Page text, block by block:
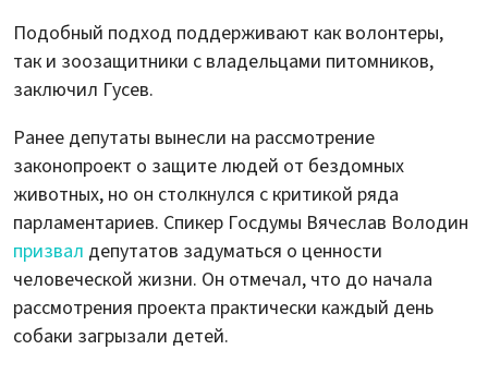
Подобный подход поддерживают как волонтеры,
так и зоозащитники с владельцами питомников,
заключил Гусев.
Ранее депутаты вынесли на рассмотрение
законопроект о защите людей от бездомных
животных, но он столкнулся с критикой ряда
парламентариев. Спикер Госдумы Вячеслав Володин
призвал депутатов задуматься о ценности
человеческой жизни. Он отмечал, что до начала
рассмотрения проекта практически каждый день
собаки загрызали детей.